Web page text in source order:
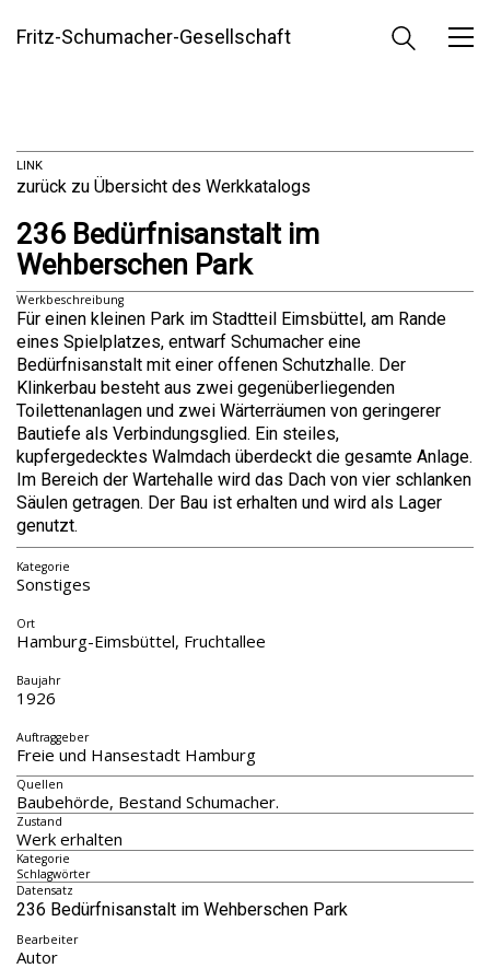
Fritz-Schumacher-Gesellschaft
LINK
zurück zu Übersicht des Werkkatalogs
236 Bedürfnisanstalt im
Wehberschen Park
Werkbeschreibung
Für einen kleinen Park im Stadtteil Eimsbüttel, am Rande
eines Spielplatzes, entwarf Schumacher eine
Bedürfnisanstalt mit einer offenen Schutzhalle. Der
Klinkerbau besteht aus zwei gegenüberliegenden
Toilettenanlagen und zwei Wärterräumen von geringerer
Bautiefe als Verbindungsglied. Ein steiles,
kupfergedecktes Walmdach überdeckt die gesamte Anlage.
Im Bereich der Wartehalle wird das Dach von vier schlanken
Säulen getragen. Der Bau ist erhalten und wird als Lager
genutzt.
Kategorie
Sonstiges
Ort
Hamburg-Eimsbüttel, Fruchtallee
Baujahr
1926
Auftraggeber
Freie und Hansestadt Hamburg
Quellen
Baubehörde, Bestand Schumacher.
Zustand
Werk erhalten
Kategorie
Schlagwörter
Datensatz
236 Bedürfnisanstalt im Wehberschen Park
Bearbeiter
Autor